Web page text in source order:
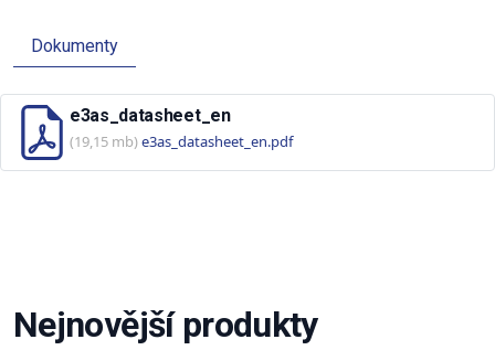
Dokumenty
e3as_datasheet_en
(19,15 mb)e3as_datasheet_en.pdf
Nejnovější produkty